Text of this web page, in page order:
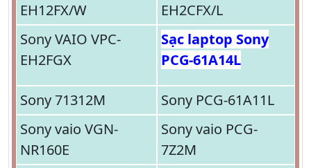
EH12FX/W
EH2CFX/L
Sony VAIO VPC-
EH2FGX
Sạc laptop Sony
PCG-61A14L
Sony 71312M
Sony PCG-61A11L
Sony vaio VGN-
NR160E
Sony vaio PCG-
7Z2M